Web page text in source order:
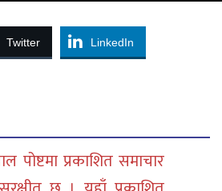
Twitter LinkedIn
पोष्टमा प्रकाशित समाचार